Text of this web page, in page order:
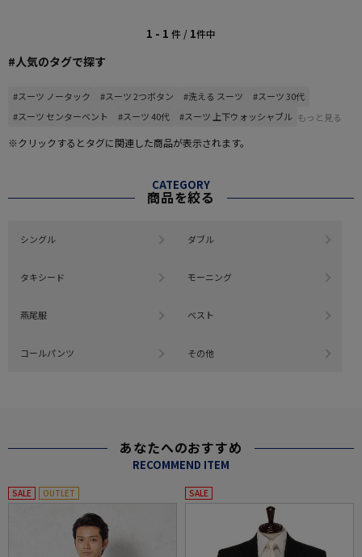
1 - 1 件 / 1件中
#人気のタグで探す
#スーツ ノータック #スーツ 2つボタン #洗える スーツ
#スーツ 30代
#スーツ センターベント
#スーツ 40代 #スーツ 上下ウォッシャブル もっと見る
※クリックするとタグに関連した商品が表示されます。
CATEGORY
商品を絞る
シングル ダブル
タキシード モーニング
燕尾服 ベスト
コールパンツ その他
あなたへのおすすめ
RECOMMEND ITEM
SALE OUTLET SALE